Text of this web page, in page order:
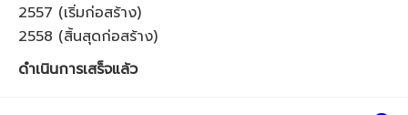
2557 (เริ่มก่อสร้าง)
2558 (สิ้นสุดก่อสร้าง)
ดำเนินการเสร็จแล้ว